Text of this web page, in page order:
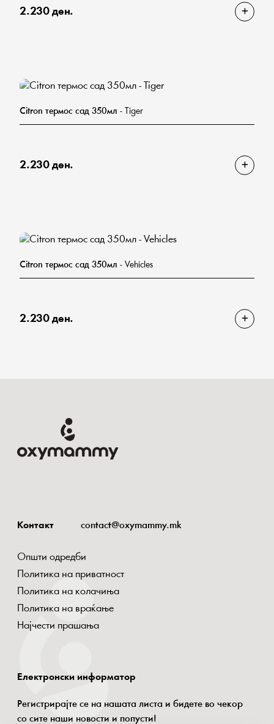
2.230 ден.
Citron термос сад 350мл - Tiger
2.230 ден.
Citron термос сад 350мл - Vehicles
2.230 ден.
Контакт contact@oxymammy.mk
Општи одредби
Политика на приватност
Политика на колачиња
Политика на враќање
Најчести прашања
Електронски информатор
Регистрирајте се на нашата листа и бидете во чекор
со сите наши новости и попусти!